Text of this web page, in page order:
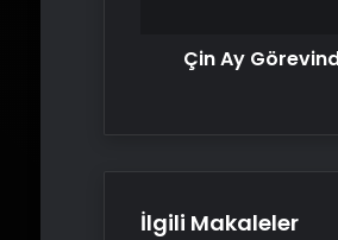
Çin Ay
İlgili Makaleler